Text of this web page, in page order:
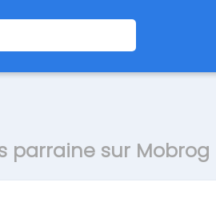
parraine sur Mobrog